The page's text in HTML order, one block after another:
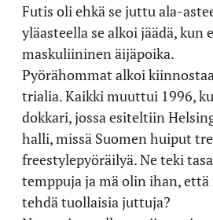
Futis oli ehkä se juttu ala-
yläasteella se alkoi jäädä, kun
maskuliininen äijäpoika.
Pyörähommat alkoi
trialia. Kaikki muuttui 1996,
dokkari, jossa esiteltiin
halli, missä Suomen huiput
freestylepyöräilyä. Ne teki
temppuja ja mä olin ihan,
tehdä tuollaisia juttuja?